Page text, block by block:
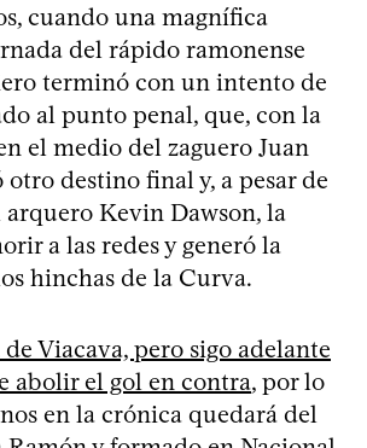
cuando una magnífica
del rápido ramonense
terminó con un intento de
al punto penal, que, con la
el medio del zaguero Juan
destino final y, a pesar de
Kevin Dawson, la
a las redes y generó la
hinchas de la Curva.
Viacava, pero sigo adelante
abolir el gol en contra, por lo
en la crónica quedará del